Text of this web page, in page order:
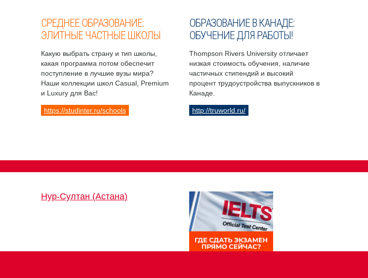
СРЕДНЕЕ ОБРАЗОВАНИЕ:
ЭЛИТНЫЕ ЧАСТНЫЕ ШКОЛЫ
Какую выбрать страну и тип школы,
какая программа потом обеспечит
поступление в лучшие вузы мира?
Наши коллекции школ Casual, Premium
и Luxury для Вас!
https://studinter.ru/schools
ОБРАЗОВАНИЕ В КАНАДЕ:
ОБУЧЕНИЕ ДЛЯ РАБОТЫ!
Thompson Rivers University отличает
низкая стоимость обучения, наличие
частичных стипендий и высокий
процент трудоустройства выпускников в
Канаде.
http://truworld.ru/
Нур-Султан (Астана)